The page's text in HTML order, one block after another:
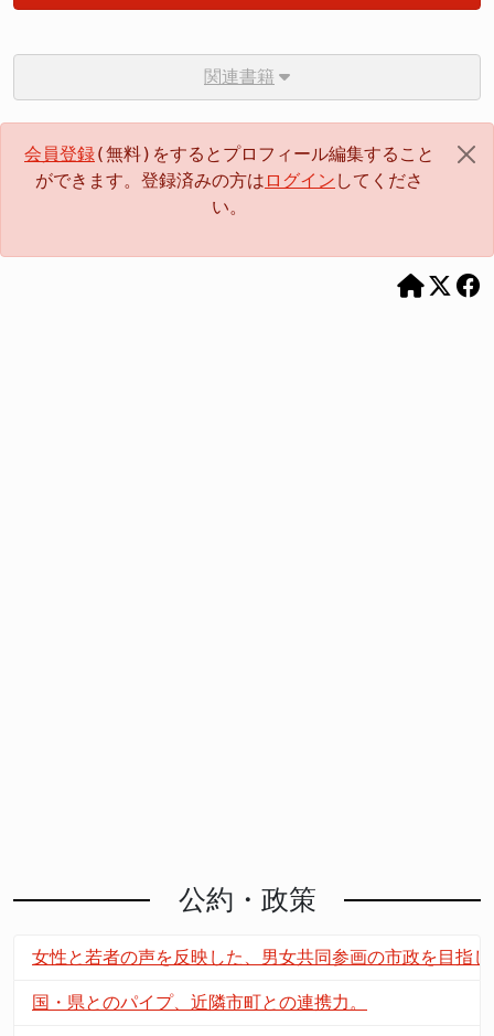
関連書籍
会員登録(無料)をするとプロフィール編集すること
ができます。登録済みの方は ログイン してくださ
い。
公約・政策
女性と若者の声を反映した、男女共同参画の市政を目指
国・県とのパイプ、近隣市町との連携力。